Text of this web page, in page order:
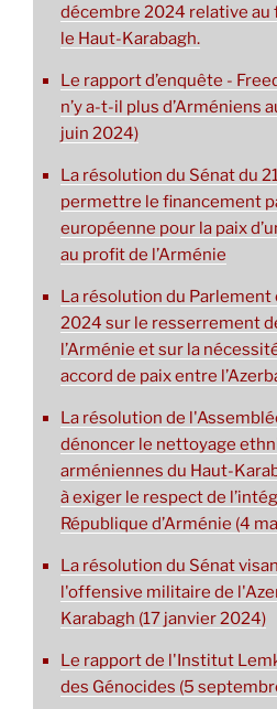
décembre 2024 relative au
le Haut-Karabagh.
Le rapport d’enquête -
n’y a-t-il plus d’Arméniens
juin 2024)
La résolution du Sénat du
permettre le financement
européenne pour la paix
au profit de l’Arménie
La résolution du Parlement
2024 sur le resserrement
l’Arménie et sur la
accord de paix entre
La résolution de
dénoncer le nettoyage
arméniennes du Haut-
à exiger le respect de
République d’Arménie (4
La résolution du Sénat
l'offensive militaire de
Karabagh (17 janvier 2024)
Le rapport de l'Institut
des Génocides (5